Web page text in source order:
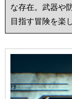
な存在。武器や
目指す冒険を楽